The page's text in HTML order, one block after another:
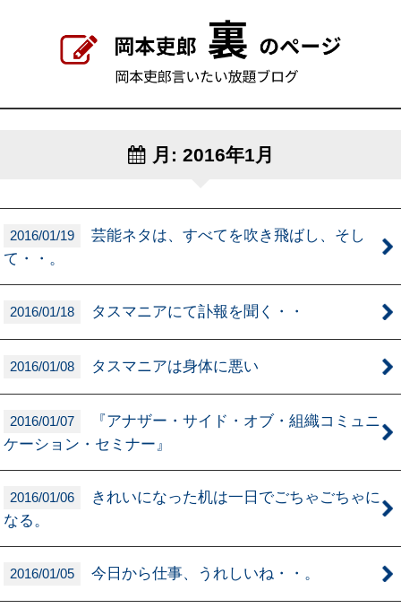
月: 2016年1月
2016/01/19
芸能ネタは、すべてを吹き飛ばし、そし
て・・。
2016/01/18 タスマニアにて訃報を聞く・・
2016/01/08 タスマニアは身体に悪い
2016/01/07
『アナザー・サイド・オブ・組織コミュニ
ケーション・セミナー』
2016/01/06
きれいになった机は一日でごちゃごちゃに
なる。
2016/01/05 今日から仕事、うれしいね・・。